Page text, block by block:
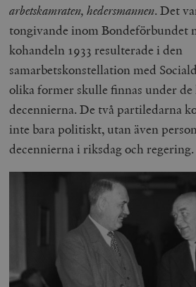
arbetskamraten, hedersmannen. Det
tongivande inom Bondeförbundet
kohandeln 1933 resulterade i den
samarbetskonstellation med
olika former skulle finnas under de
decennierna. De två partiledarna
inte bara politiskt, utan även
decennierna i riksdag och regering.